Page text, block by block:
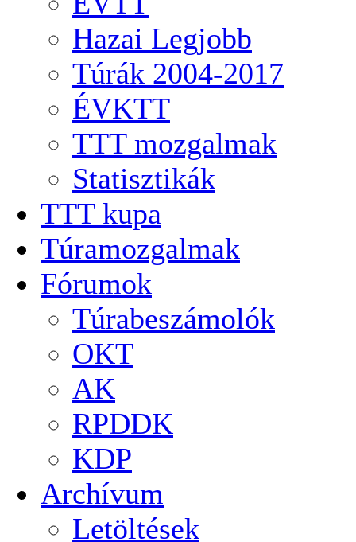
Hazai Legjobb
Túrák 2004-2017
ÉVKTT
TTT mozgalmak
Statisztikák
TTT kupa
Túramozgalmak
Fórumok
Túrabeszámolók
OKT
AK
RPDDK
KDP
Archívum
Letöltések